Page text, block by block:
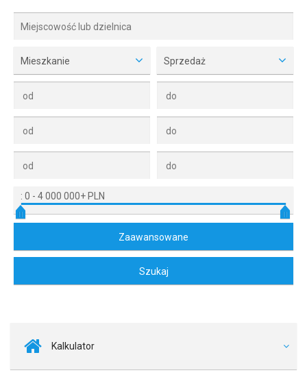
Mieszkanie Sprzedaż
: 0 - 4 000 000+ PLN
Kalkulator